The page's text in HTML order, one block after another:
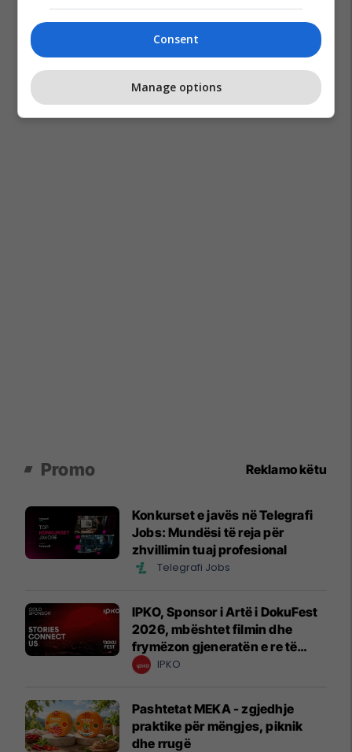
Promo Reklamo këtu
Konkurset e javës në Telegrafi
Jobs: Mundësi të reja për
zhvillimin tuaj profesional
Telegrafi Jobs
IPKO, Sponsor i Artë i DokuFest
2026, mbështet filmin dhe
frymëzon gjeneratën e re të
krijuesve
IPKO
Pashtetat MEKA - zgjedhje
praktike për mëngjes, piknik
dhe rrugë
Consent
Manage options